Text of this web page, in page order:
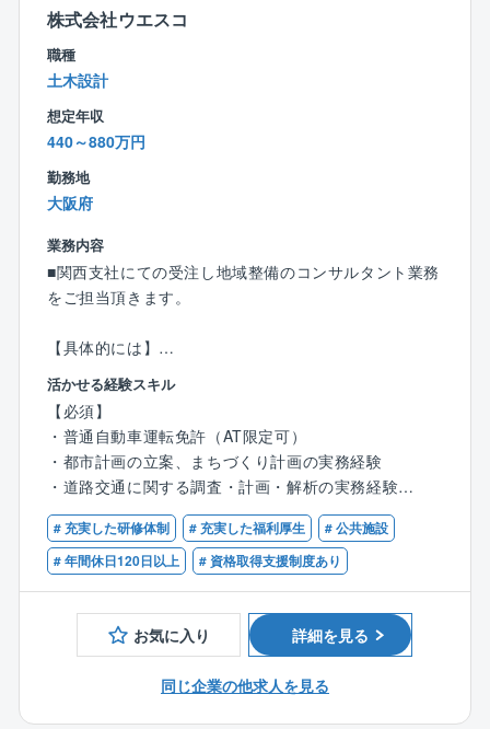
株式会社ウエスコ
職種
土木設計
想定年収
440～880万円
勤務地
大阪府
業務内容
■関西支社にての受注し地域整備のコンサルタント業務
をご担当頂きます。
【具体的には】
・地域課題解決:：専門知識と技術力で、防災・減災や
持続可能で安心安全な地域づくりに取り組む
・面的な整備：都市公園、駅前広場、企業用地など、
面的な整備に関する計画・設計から許認可手続きまで
幅広い業務を担当
※使用ソフト：V-Nas、AutoCAD、各種3次元CAD
案件詳細
・元請け：下請け＝ ほぼ100％： 0％
・主な受注先：都府県、市町村、民間
・近年弊社で力を入れている案件：都市公園計画、ス
ポーツ公園、道の駅など計画設計、都市公園施設長寿
命化計画、公園樹木街路樹の再生計画、PPP/PFI、盛
土規制法関連など
・直近の実績：都市公園施設長寿命化計画、事業・住
活かせる経験スキル
【必須】
・普通自動車運転免許（AT限定可）
・都市計画の立案、まちづくり計画の実務経験
・道路交通に関する調査・計画・解析の実務経験
・面整備（企業用地・住宅用地・公園緑地・スポーツ
施設・景観デザインなど）の調査・計画・設計の実務
経験
【優遇】
・技術士（都市及び地方計画）
・RCCM（都市計画及び地方計画）
# 充実した研修体制 # 充実した福利厚生
# 公共施設
# 年間休日120日以上
# 資格取得支援制度あり
お気に入り 詳細を見る
同じ企業の他求人を見る